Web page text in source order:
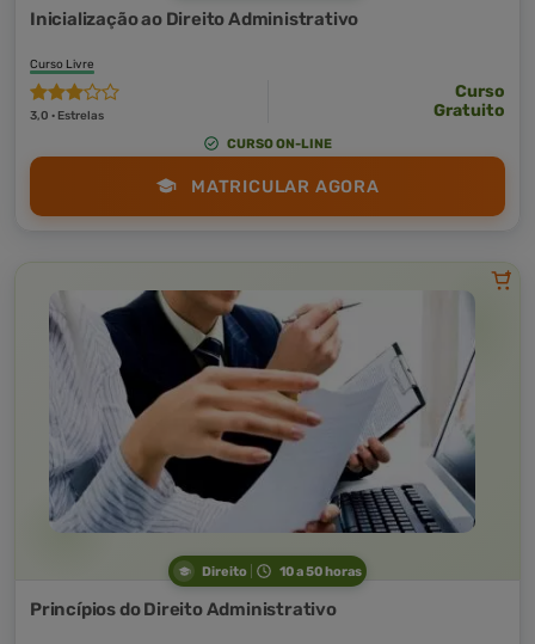
Inicialização ao Direito Administrativo
Curso Livre
3,0 · Estrelas
Curso
Gratuito
CURSO ON-LINE
MATRICULAR AGORA
Direito 10 a 50 horas
Princípios do Direito Administrativo